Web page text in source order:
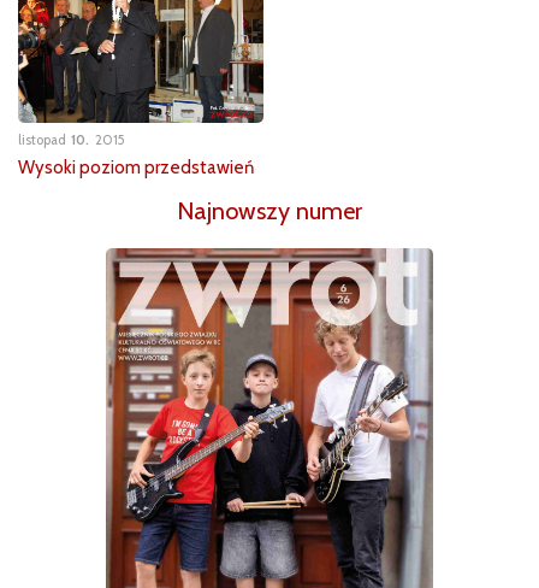
listopad 10 2015
Wysoki poziom przedstawień
Najnowszy numer